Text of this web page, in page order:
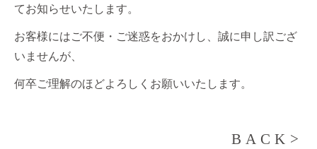
てお知らせいたします。
お客様にはご不便・ご迷惑をおかけし、誠に申し訳ござ
いませんが、
何卒ご理解のほどよろしくお願いいたします。
BACK>